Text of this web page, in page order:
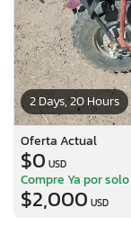
2 Days, 20 Hours
Oferta Actual
$0 USD
Compre Ya por solo
$2,000 USD